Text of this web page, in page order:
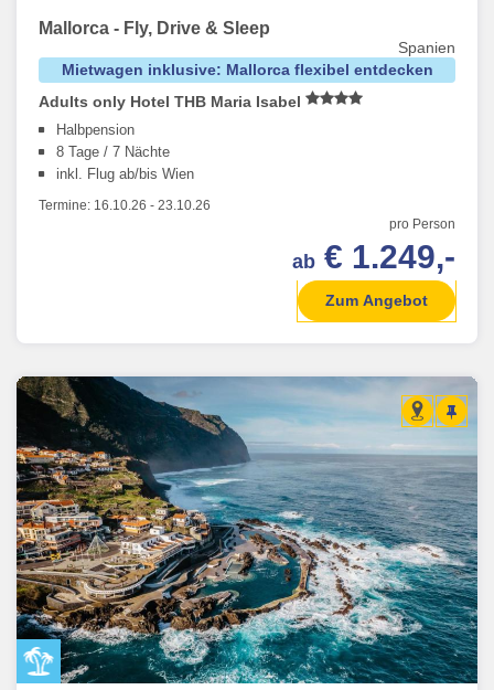
Mallorca - Fly, Drive & Sleep
Spanien
Mietwagen inklusive: Mallorca flexibel entdecken
Adults only Hotel THB Maria Isabel
Halbpension
8 Tage / 7 Nächte
inkl. Flug ab/bis Wien
Termine: 16.10.26 - 23.10.26
pro Person
ab € 1.249,-
Zum Angebot